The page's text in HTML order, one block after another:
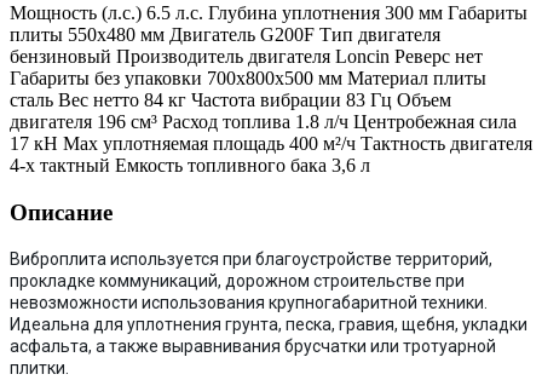
Мощность (л.с.) 6.5 л.с. Глубина уплотнения 300 мм Габариты
плиты 550х480 мм Двигатель G200F Тип двигателя
бензиновый Производитель двигателя Loncin Реверс нет
Габариты без упаковки 700х800х500 мм Материал плиты
сталь Вес нетто 84 кг Частота вибрации 83 Гц Объем
двигателя 196 см³ Расход топлива 1.8 л/ч Центробежная сила
17 кН Max уплотняемая площадь 400 м²/ч Тактность двигателя
4-х тактный Емкость топливного бака 3,6 л
Описание
Виброплита используется при благоустройстве территорий,
прокладке коммуникаций, дорожном строительстве при
невозможности использования крупногабаритной техники.
Идеальна для уплотнения грунта, песка, гравия, щебня, укладки
асфальта, а также выравнивания брусчатки или тротуарной
плитки.